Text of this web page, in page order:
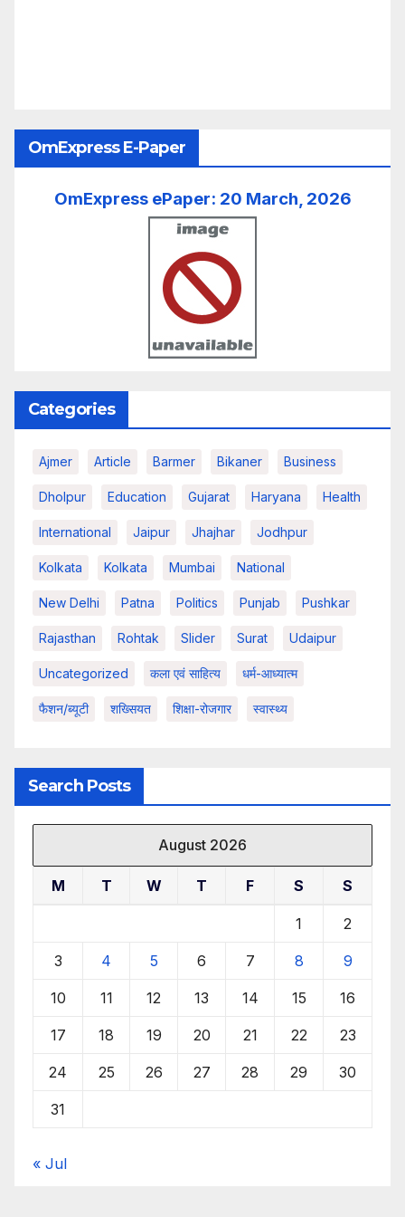
OmExpress E-Paper
OmExpress ePaper: 20 March, 2026
Categories
Ajmer Article Barmer Bikaner Business
Dholpur Education Gujarat Haryana Health
International Jaipur Jhajhar Jodhpur
Kolkata Kolkata Mumbai National
New Delhi Patna Politics Punjab Pushkar
Rajasthan Rohtak Slider Surat Udaipur
Uncategorized कला एवं साहित्य धर्म-आध्यात्म
फैशन/ब्यूटी शख्सियत शिक्षा-रोजगार स्वास्थ्य
Search Posts
August 2026
M T W T F S S
1 2
3 4 5 6 7 8 9
10 11 12 13 14 15 16
17 18 19 20 21 22 23
24 25 26 27 28 29 30
31
« Jul